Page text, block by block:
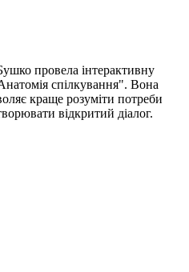
провела інтерактивну
спілкування". Вона
краще розуміти потреби
відкритий діалог.